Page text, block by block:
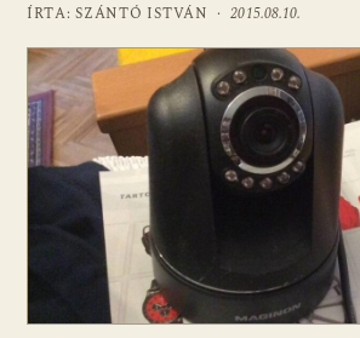
ÍRTA: SZÁNTÓ ISTVÁN ·2015.08.10.